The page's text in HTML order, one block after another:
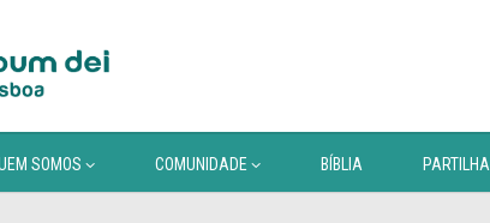
SOMOS COMUNIDADE BÍBLIA PARTILHA